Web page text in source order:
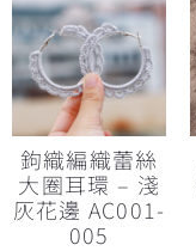
鉤織編織蕾絲
大圈耳環 – 淺
灰花邊 AC001-
005